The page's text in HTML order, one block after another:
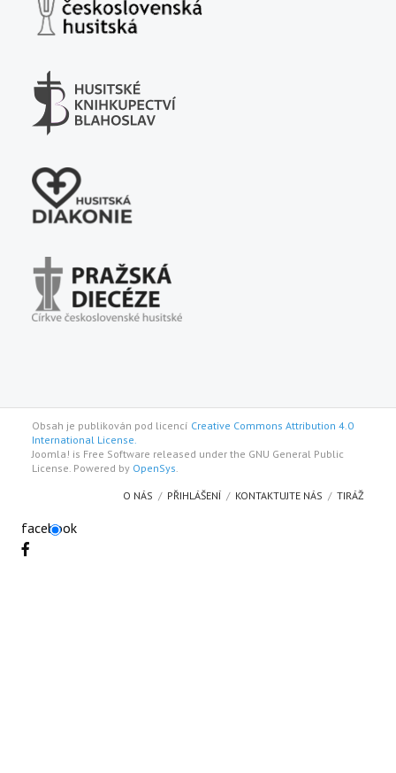
Obsah je publikován pod licencí Creative Commons Attribution 4.0
International License.
Joomla! is Free Software released under the GNU General Public
License. Powered by OpenSys
O NÁS PŘIHLÁŠENÍ KONTAKTUJTE NÁS TIRÁŽ
facebook